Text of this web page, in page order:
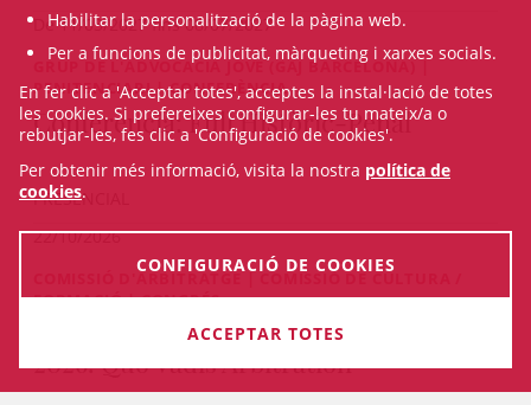
De 11/03/2027 fins 08/07/2027
GRUP DE L'ADVOCACIA JOVE (GAJ BARCELONA) |
PENITENCIARI | CONFERÈNCIA
Conferència: Full Històric-Penal
PRESENCIAL
22/10/2026
COMISSIÓ D'ARBITRATGE | COMISSIÓ DE CULTURA /
FORMACIÓ | CONGRÉS
International Arbitration Congress
2026. Quo Vadis Arbitration
Habilitar la personalització de la pàgina web.
Per a funcions de publicitat, màrqueting i xarxes socials.
En fer clic a 'Acceptar totes', acceptes la instal·lació de totes
les cookies. Si prefereixes configurar-les tu mateix/a o
rebutjar-les, fes clic a 'Configuració de cookies'.
Per obtenir més informació, visita la nostra política de
cookies.
CONFIGURACIÓ DE COOKIES
ACCEPTAR TOTES